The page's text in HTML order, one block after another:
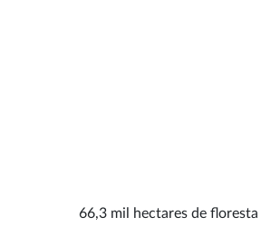
66,3 mil hectares de floresta